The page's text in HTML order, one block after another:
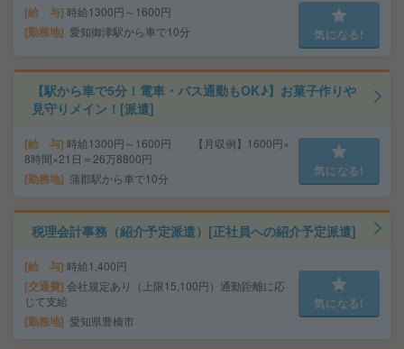
給 与 時給1300円～1600円
勤務地 愛知御津駅から車で10分 気になる!
【駅から車で5分！電車・バス通勤もOK♪】お菓子作りや
見守りメイン！[派遣]
給 与 時給1300円～1600円 【月収例】1600円×
8時間×21日＝26万8800円
勤務地 蒲郡駅から車で10分 気になる!
税理会計事務（紹介予定派遣）[正社員への紹介予定派遣]
給 与 時給1,400円
交通費 会社規定あり（上限15,100円）通勤距離に応
じて支給
勤務地 愛知県豊橋市
気になる!